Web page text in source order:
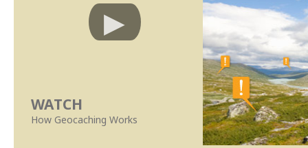
WATCH
How Geocaching Works